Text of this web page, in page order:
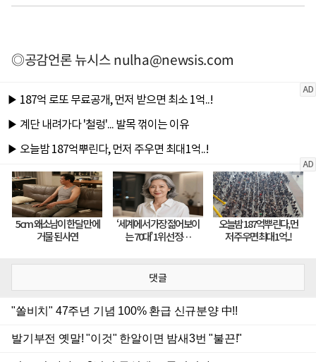
◎공감언론 뉴시스nulha@newsis.com
댓글